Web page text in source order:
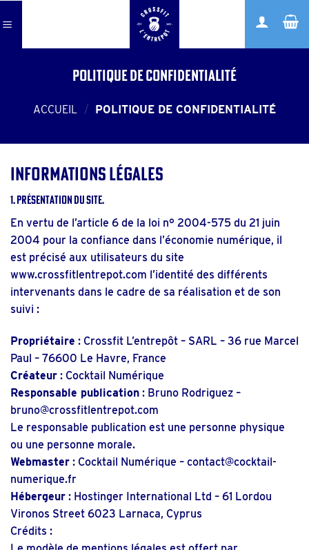
to
Politique de confidentialité
ACCUEIL / POLITIQUE DE CONFIDENTIALITÉ
Informations légales
1. Présentation du site.
En vertu de l’article 6 de la loi n° 2004-575 du 21 juin
2004 pour la confiance dans l’économie numérique, il
est précisé aux utilisateurs du site
www.crossfitlentrepot.com l’identité des différents
intervenants dans le cadre de sa réalisation et de son
suivi :
Propriétaire : Crossfit L’entrepôt – SARL – 36 rue Marcel
Paul – 76600 Le Havre, France
Créateur : Cocktail Numérique
Responsable publication : Bruno Rodriguez –
bruno@crossfitlentrepot.com
Le responsable publication est une personne physique
ou une personne morale.
Webmaster : Cocktail Numérique – contact@cocktail-
numerique.fr
Hébergeur : Hostinger International Ltd – 61 Lordou
Vironos Street 6023 Larnaca, Cyprus
Crédits :